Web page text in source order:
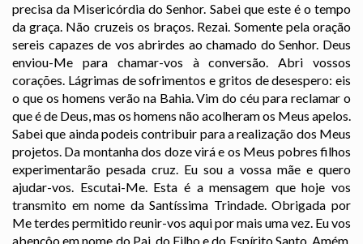
precisa da Misericórdia do Senhor. Sabei que este é o tempo
da graça. Não cruzeis os braços. Rezai. Somente pela oração
sereis capazes de vos abrirdes ao chamado do Senhor. Deus
enviou-Me para chamar-vos à conversão. Abri vossos
corações. Lágrimas de sofrimentos e gritos de desespero: eis
o que os homens verão na Bahia. Vim do céu para reclamar o
que é de Deus, mas os homens não acolheram os Meus apelos.
Sabei que ainda podeis contribuir para a realização dos Meus
projetos. Da montanha dos doze virá e os Meus pobres filhos
experimentarão pesada cruz. Eu sou a vossa mãe e quero
ajudar-vos. Escutai-Me. Esta é a mensagem que hoje vos
transmito em nome da Santíssima Trindade. Obrigada por
Me terdes permitido reunir-vos aqui por mais uma vez. Eu vos
abençôo em nome do Pai, do Filho e do Espírito Santo. Amém.